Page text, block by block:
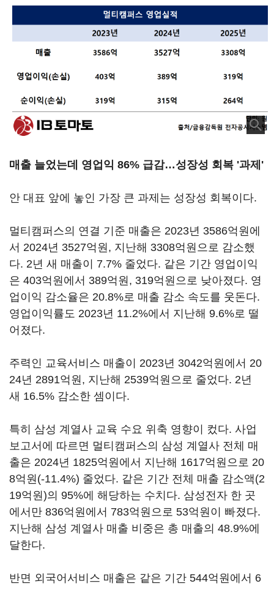
매출 늘었는데 영업익 86% 급감…성장성 회복 '과제'
안 대표 앞에 놓인 가장 큰 과제는 성장성 회복이다.
멀티캠퍼스의 연결 기준 매출은 2023년 3586억원에
서 2024년 3527억원, 지난해 3308억원으로 감소했
다. 2년 새 매출이 7.7% 줄었다. 같은 기간 영업이익
은 403억원에서 389억원, 319억원으로 낮아졌다. 영
업이익 감소율은 20.8%로 매출 감소 속도를 웃돈다.
영업이익률도 2023년 11.2%에서 지난해 9.6%로 떨
어졌다.
주력인 교육서비스 매출이 2023년 3042억원에서 20
24년 2891억원, 지난해 2539억원으로 줄었다. 2년
새 16.5% 감소한 셈이다.
특히 삼성 계열사 교육 수요 위축 영향이 컸다. 사업
보고서에 따르면 멀티캠퍼스의 삼성 계열사 전체 매
출은 2024년 1825억원에서 지난해 1617억원으로 20
8억원(-11.4%) 줄었다. 같은 기간 전체 매출 감소액(2
19억원)의 95%에 해당하는 수치다. 삼성전자 한 곳
에서만 836억원에서 783억원으로 53억원이 빠졌다.
지난해 삼성 계열사 매출 비중은 총 매출의 48.9%에
달한다.
반면 외국어서비스 매출은 같은 기간 544억원에서 6